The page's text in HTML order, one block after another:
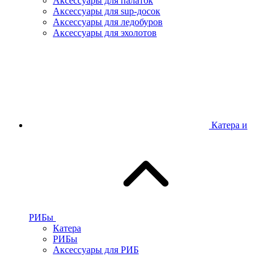
Аксессуары для sup-досок
Аксессуары для ледобуров
Аксессуары для эхолотов
Катера и
РИБы
Катера
РИБы
Аксессуары для РИБ